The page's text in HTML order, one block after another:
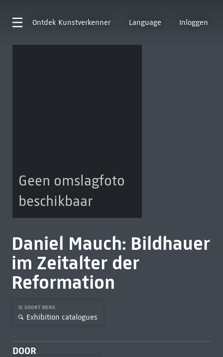
Ontdek Kunstverkenner Language Inloggen
Geen omslagfoto
beschikbaar
Daniel Mauch: Bildhauer
im Zeitalter der
Reformation
IS SOORT WERK
Exhibition catalogues
DOOR